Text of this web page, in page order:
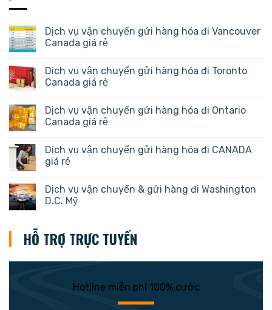
Dịch vụ vận chuyển gửi hàng hóa đi Vancouver
Canada giá rẻ
Dịch vụ vận chuyển gửi hàng hóa đi Toronto
Canada giá rẻ
Dịch vụ vận chuyển gửi hàng hóa đi Ontario
Canada giá rẻ
Dịch vụ vận chuyển gửi hàng hóa đi CANADA
giá rẻ
Dịch vụ vận chuyển & gửi hàng đi Washington
D.C. Mỹ
HỖ TRỢ TRỰC TUYẾN
Hotline miễn phí 100% cước